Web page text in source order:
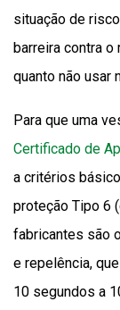
situação de
barreira contra
quanto não usar
Para que uma
Certificado de
a critérios
proteção Tipo 6
fabricantes são
e repelência,
10 segundos a